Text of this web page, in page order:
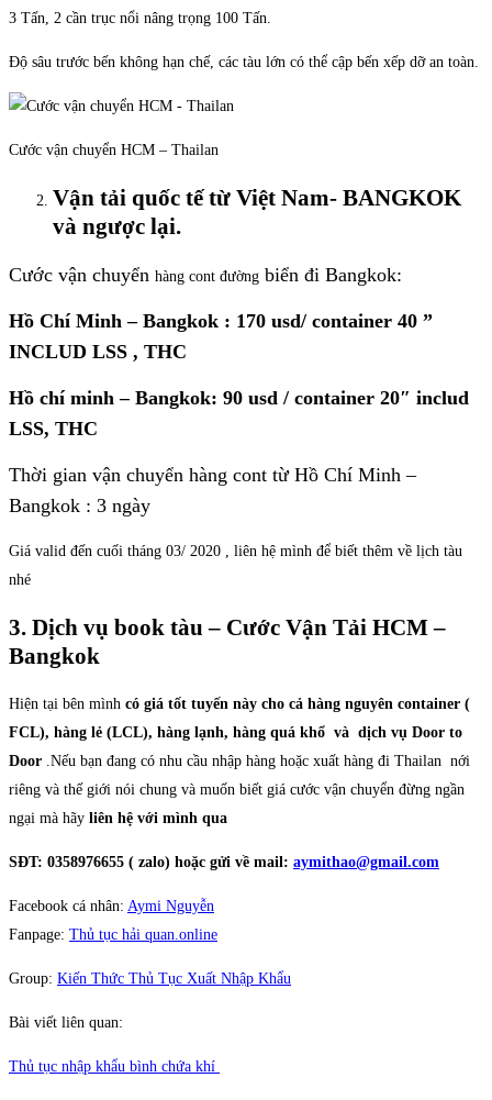
3 Tấn, 2 cần trục nổi nâng trọng 100 Tấn.
Độ sâu trước bến không hạn chế, các tàu lớn có thể cập bến xếp dỡ an toàn.
Cước vận chuyển HCM – Thailan
Vận tải quốc tế từ Việt Nam- BANGKOK
và ngược lại.
Cước vận chuyển hàng cont đường biển đi Bangkok:
Hồ Chí Minh – Bangkok : 170 usd/ container 40 ”
INCLUD LSS , THC
Hồ chí minh – Bangkok: 90 usd / container 20″ includ
LSS, THC
Thời gian vận chuyển hàng cont từ Hồ Chí Minh –
Bangkok : 3 ngày
Giá valid đến cuối tháng 03/ 2020 , liên hệ mình để biết thêm về lịch tàu
nhé
3. Dịch vụ book tàu – Cước Vận Tải HCM –
Bangkok
Hiện tại bên mình có giá tốt tuyến này cho cả hàng nguyên container (
FCL), hàng lẻ (LCL), hàng lạnh, hàng quá khổ và dịch vụ Door to
Door .Nếu bạn đang có nhu cầu nhập hàng hoặc xuất hàng đi Thailan nới
riêng và thế giới nói chung và muốn biết giá cước vận chuyển đừng ngần
ngại mà hãy liên hệ với mình qua
SĐT: 0358976655 ( zalo) hoặc gửi về mail: aymithao@gmail.com
Facebook cá nhân: Aymi Nguyễn
Fanpage: Thủ tục hải quan.online
Group: Kiến Thức Thủ Tục Xuất Nhập Khẩu
Bài viết liên quan:
Thủ tục nhập khẩu bình chứa khí